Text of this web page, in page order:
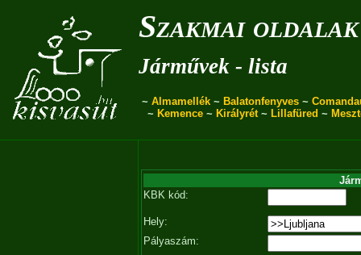
Szakmai oldalak
Járművek - lista
~ Almamellék ~ Balatonfenyves ~
~ Kemence~ Királyrét~ Lillafüred ~
KBK kód:
Hely:
Pályaszám: